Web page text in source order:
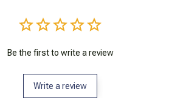
Be the first to write a review
Write a review